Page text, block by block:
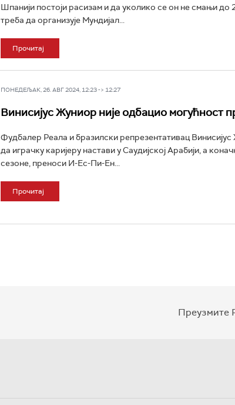
Шпанији постоји расизам и да уколико се он не смањи
треба да организује Мундијал...
Прочитај
ПОНЕДЕЉАК, 26. АВГ 2024, 12:23 -> 12:27
Винисијус Жуниор није одбацио могућност
Фудбалер Реала и бразилски репрезентативац
да играчку каријеру настави у Саудијској Арабији, а
сезоне, преноси И-Ес-Пи-Ен...
Прочитај
Преузмите